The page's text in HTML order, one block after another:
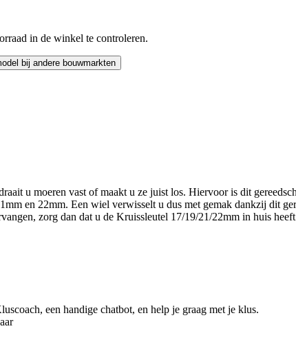
in de winkel te controleren.
bij andere bouwmarkten
u moeren vast of maakt u ze juist los. Hiervoor is dit
en 22mm. Een wiel verwisselt u dus met gemak dankzij dit
zorg dan dat u de Kruissleutel 17/19/21/22mm in huis
een handige chatbot, en help je graag met je klus.